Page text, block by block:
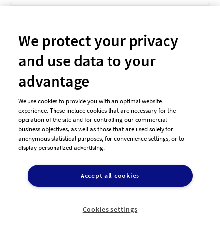
#103 Logo-Design von
We protect your privacy
and use data to your
advantage
We use cookies to provide you with an optimal website
experience. These include cookies that are necessary for the
operation of the site and for controlling our commercial
business objectives, as well as those that are used solely for
anonymous statistical purposes, for convenience settings, or to
display personalized advertising.
Accept all cookies
Cookies settings